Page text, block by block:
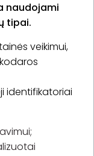
naudojami
tipai.
veikimui,
identifikatoriai